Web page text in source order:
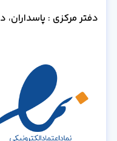
دفتر مرکزی : پاسداران،